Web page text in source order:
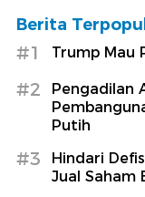
Berita
#1 Trump Mau
#2
Pengadilan
Putih
#3
Hindari
Jual Saham